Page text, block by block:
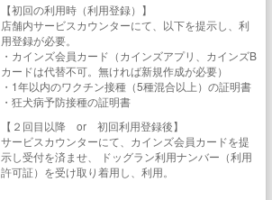
【初回の利用時（利用登録）】
店舗内サービスカウンターにて、以下を提示し、利
用登録が必要。
・カインズ会員カード（カインズアプリ、カインズB
カードは代替不可。無ければ新規作成が必要）
・1年以内のワクチン接種（5種混合以上）の証明書
・狂犬病予防接種の証明書
【２回目以降 or 初回利用登録後】
サービスカウンターにて、カインズ会員カードを提
示し受付を済ませ、 ドッグラン利用ナンバー（利用
許可証）を受け取り着用し、利用。